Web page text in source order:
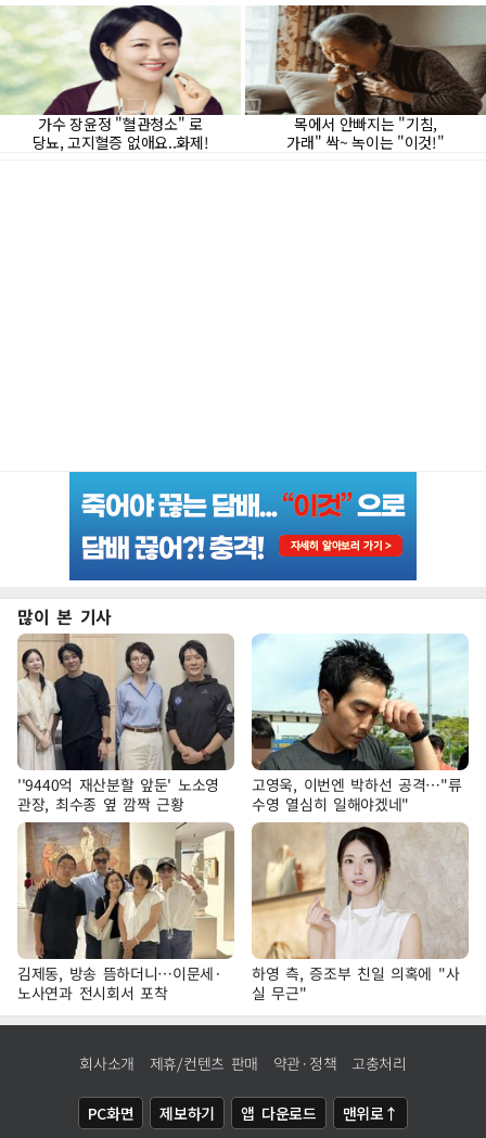
많이 본 기사
''9440억 재산분할 앞둔' 노소영
관장, 최수종 옆 깜짝 근황
고영욱, 이번엔 박하선 공격…"류
수영 열심히 일해야겠네"
김제동, 방송 뜸하더니…이문세·
노사연과 전시회서 포착
하영 측, 증조부 친일 의혹에 "사
실 무근"
회사소개 제휴/컨텐츠 판매 약관·정책 고충처리
PC화면 제보하기 앱 다운로드 맨위로↑